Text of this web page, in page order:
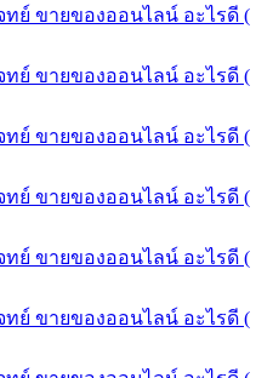
ทย์ ขายของออนไลน์ อะไรดี (
ทย์ ขายของออนไลน์ อะไรดี (
ทย์ ขายของออนไลน์ อะไรดี (
ทย์ ขายของออนไลน์ อะไรดี (
ทย์ ขายของออนไลน์ อะไรดี (
ทย์ ขายของออนไลน์ อะไรดี (